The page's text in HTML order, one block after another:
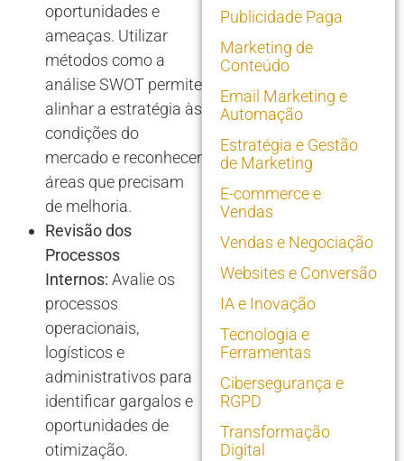
oportunidades e
ameaças. Utilizar
métodos como a
análise SWOT permite
alinhar a estratégia às
condições do
mercado e reconhecer
áreas que precisam
de melhoria.
Revisão dos
Processos
Internos: Avalie os
processos
operacionais,
logísticos e
administrativos para
identificar gargalos e
oportunidades de
otimização.
Publicidade Paga
Marketing de
Conteúdo
Email Marketing e
Automação
Estratégia e Gestão
de Marketing
E-commerce e
Vendas
Vendas e Negociação
Websites e Conversão
IA e Inovação
Tecnologia e
Ferramentas
Cibersegurança e
RGPD
Transformação
Digital